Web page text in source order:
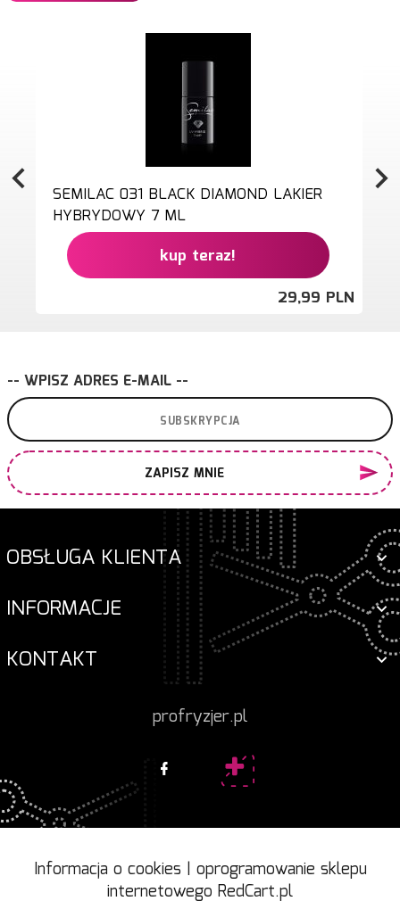
SEMILAC 031 BLACK DIAMOND LAKIER
HYBRYDOWY 7 ML
kup teraz!
29,99 PLN
-- WPISZ ADRES E-MAIL --
ZAPISZ MNIE
OBSŁUGA KLIENTA
INFORMACJE
KONTAKT
profryzjer.pl
Informacja o cookies | oprogramowanie sklepu
internetowego RedCart.pl